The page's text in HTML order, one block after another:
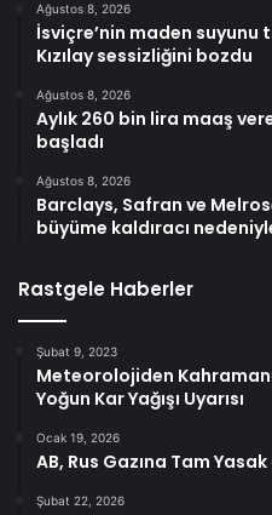
Ağustos 8, 2026
İsviçre’nin maden suyunu
Kızılay sessizliğini bozdu
Ağustos 8, 2026
Aylık 260 bin lira maaş
başladı
Ağustos 8, 2026
Barclays, Safran ve
büyüme kaldıracı
Rastgele Haberler
Şubat 9, 2023
Meteorolojiden
Yoğun Kar Yağışı Uyarısı
Ocak 19, 2026
AB, Rus Gazına Tam
Şubat 22, 2026